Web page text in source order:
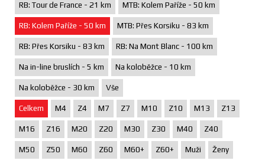
RB: Tour de France - 21 km MTB: Kolem Paříže - 50 km
RB: Kolem Paříže - 50 km MTB: Přes Korsiku - 83 km
RB: Přes Korsiku - 83 km RB: Na Mont Blanc - 100 km
Na in-line bruslích - 5 km Na koloběžce - 10 km
Na koloběžce - 30 km Vše
Celkem M4 Z4 M7 Z7 M10 Z10 M13 Z13
M16 Z16 M20 Z20 M30 Z30 M40 Z40
M50 Z50 M60 Z60 M60+ Z60+ Muži Ženy